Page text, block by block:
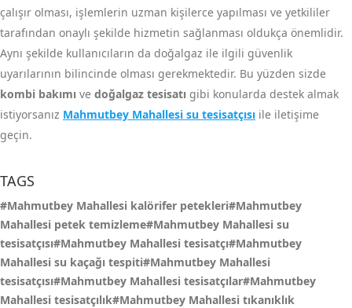
çalışır olması, işlemlerin uzman kişilerce yapılması ve yetkililer
tarafından onaylı şekilde hizmetin sağlanması oldukça önemlidir.
Aynı şekilde kullanıcıların da doğalgaz ile ilgili güvenlik
uyarılarının bilincinde olması gerekmektedir. Bu yüzden sizde
kombi bakımı ve doğalgaz tesisatı gibi konularda destek almak
istiyorsanız Mahmutbey Mahallesi su tesisatçısı ile iletişime
geçin.
TAGS
#Mahmutbey Mahallesi kalörifer petekleri#Mahmutbey
Mahallesi petek temizleme#Mahmutbey Mahallesi su
tesisatçısı#Mahmutbey Mahallesi tesisatçı#Mahmutbey
Mahallesi su kaçağı tespiti#Mahmutbey Mahallesi
tesisatçısı#Mahmutbey Mahallesi tesisatçılar#Mahmutbey
Mahallesi tesisatçılık#Mahmutbey Mahallesi tıkanıklık